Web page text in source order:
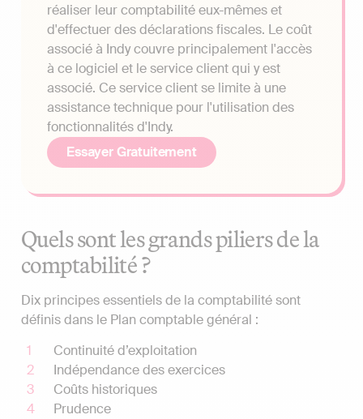
réaliser leur comptabilité eux-mêmes et
d'effectuer des déclarations fiscales. Le coût
associé à Indy couvre principalement l'accès
à ce logiciel et le service client qui y est
associé. Ce service client se limite à une
assistance technique pour l'utilisation des
fonctionnalités d'Indy.
Essayer Gratuitement
Quels sont les grands piliers de la
comptabilité ?
Dix principes essentiels de la comptabilité sont
définis dans le Plan comptable général :
Continuité d’exploitation
Indépendance des exercices
Coûts historiques
Prudence